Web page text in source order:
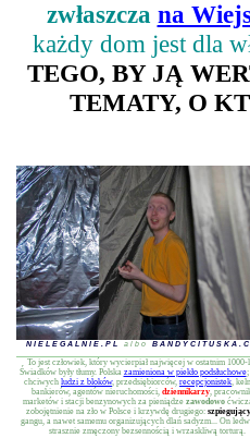
zwłaszcza na
każdy dom jest dla
TEGO, BY JĄ
TEMATY, O
NIELEGALNIE.PL albo
To jest człowiek, który wycierpiał najwięcej w ostatnim 1000-
Świadków były tłumy. Polska zamieniona w piekło podsłuchowe;
chciwych ludzi z bloków, przedsiębiorców, recepcjonistek,
bankierów, agentów nieruchomości, dziennikarzy,
marketów i stacji benzynowych za pieniądze zawodowo
zobojętnienie na zło w Polsce i krzywdę drugiego:
gangu, a nawet samemu organizujących dlań sadyzm... On
strasznie zmęczony bezsennością i wrzaskliwą torturą.